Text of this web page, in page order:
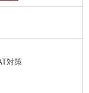
対策